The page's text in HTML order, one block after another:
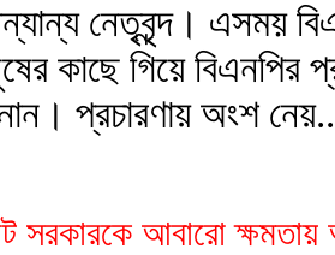
নেতৃবৃন্দ। এসময়
কাছে গিয়ে বিএনপির
প্রচারণায় অংশ
সরকারকে আবারো